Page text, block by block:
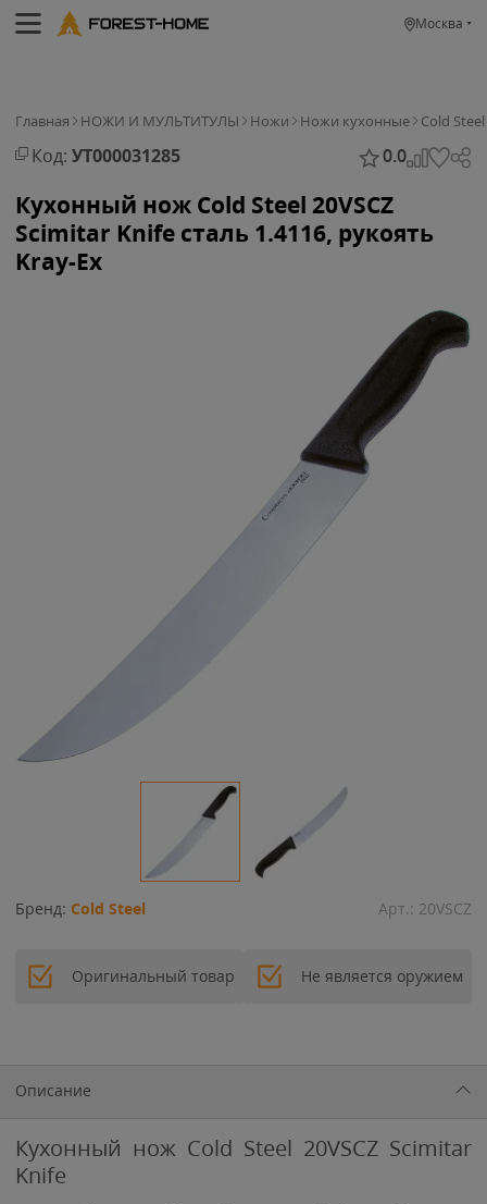
Москва
Главная НОЖИ И МУЛЬТИТУЛЫ Ножи Ножи кухонные Cold Steel
Код: УТ000031285 0.0
Кухонный нож Cold Steel 20VSCZ
Scimitar Knife cталь 1.4116, рукоять
Kray-Ex
Бренд: Cold Steel Арт.: 20VSCZ
Оригинальный товар Не является оружием
Описание
Кухонный нож Cold Steel 20VSCZ Scimitar
Knife